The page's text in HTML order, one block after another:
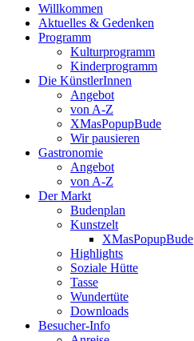
Willkommen
Aktuelles & Gedenken
Programm
Kulturprogramm
Kinderprogramm
Die KünstlerInnen
Angebot
von A-Z
XMasPopupBude
Wir pausieren
Gastronomie
Angebot
von A-Z
Der Markt
Budenplan
Kunstzelt
XMasPopupBude
Highlights
Soziale Hütte
Tasse
Wundertüte
Downloads
Besucher-Info